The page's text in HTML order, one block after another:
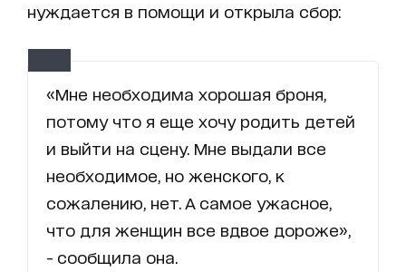
нуждается в помощи и открыла сбор:
«Мне необходима хорошая броня,
потому что я еще хочу родить детей
и выйти на сцену. Мне выдали все
необходимое, но женского, к
сожалению, нет. А самое ужасное,
что для женщин все вдвое дороже»,
- сообщила она.